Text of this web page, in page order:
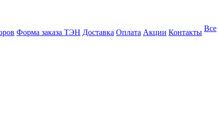
Форма заказа ТЭН Доставка Оплата Акции Контакты Все